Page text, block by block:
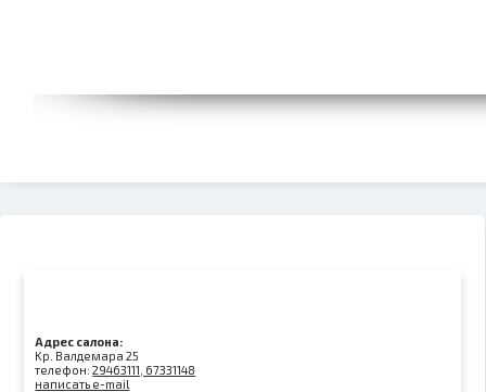
Адрес салона:
Kр. Валдемара 25
телефон:29463111, 67331148
написать e-mail